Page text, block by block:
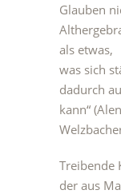
Glauben
als etwas,
was sich
dadurch
kann“
Treibende
der aus